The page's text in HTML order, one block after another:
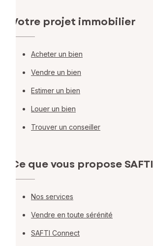
Votre projet immobilier
Acheter un bien
Vendre un bien
Estimer un bien
Louer un bien
Trouver un conseiller
Ce que vous propose SAFTI
Nos services
Vendre en toute sérénité
SAFTI Connect